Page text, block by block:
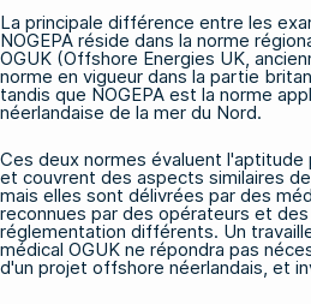
La principale différence entre les
NOGEPA réside dans la norme
OGUK (Offshore Energies UK,
norme en vigueur dans la partie
tandis que NOGEPA est la norme
néerlandaise de la mer du Nord.
Ces deux normes évaluent l'aptitude
et couvrent des aspects similaires
mais elles sont délivrées par des
reconnues par des opérateurs et
réglementation différents. Un
médical OGUK ne répondra pas
d'un projet offshore néerlandais, et